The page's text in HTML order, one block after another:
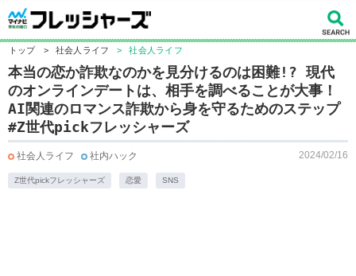
トップ > 社会人ライフ > 社会人ライフ
本当の恋か詐欺なのかを見分けるのは困難!? 現代
のオンラインデートは、相手を調べることが大事！
AI関連のロマンス詐欺から身を守るためのステップ
#Z世代pickフレッシャーズ
社会人ライフ 社内ハック 2024/02/16
Z世代pickフレッシャーズ 恋愛 SNS